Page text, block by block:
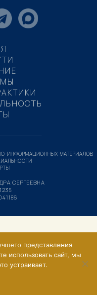
СЕРГЕЕВНА
ИНФОРМАЦИОННЫХ МАТЕРИАЛОВ
представления
использовать сайт, мы
устраивает.